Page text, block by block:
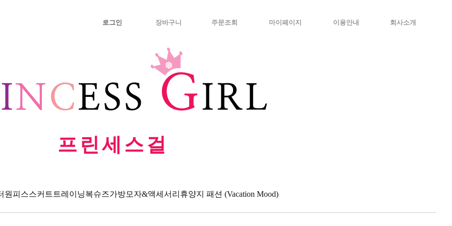
로그인 장바구니 주문조회 마이페이지 이용안내 회사소개
프린세스걸
원피스스커트 트레이닝복슈즈가방모자&액세서리 휴양지 패션 (Vacation Mood)